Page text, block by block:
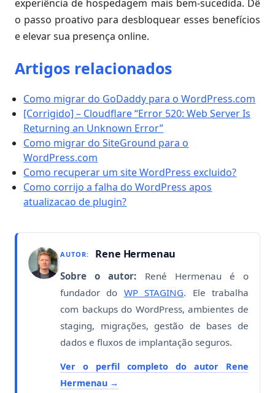
experiência de hospedagem mais bem-sucedida. Dê
o passo proativo para desbloquear esses benefícios
e elevar sua presença online.
Artigos relacionados
Como migrar do GoDaddy para o WordPress.com
[Corrigido] – Cloudflare “Error 520: Web Server Is
Returning an Unknown Error”
Como migrar do SiteGround para o
WordPress.com
Como recuperar um site WordPress excluido?
Como corrijo a falha do WordPress apos
atualizacao de plugin?
AUTOR: Rene Hermenau
Sobre o autor: René Hermenau é o
fundador do WP STAGING. Ele trabalha
com backups do WordPress, ambientes de
staging, migrações, gestão de bases de
dados e fluxos de implantação seguros.
Ver o perfil completo do autor Rene
Hermenau